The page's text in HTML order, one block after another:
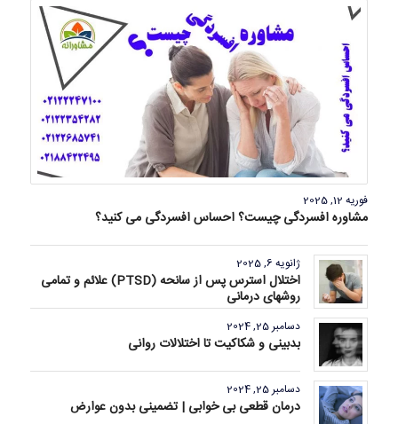
فوریه 12, 2025
مشاوره افسردگی چیست؟ احساس افسردگی می کنید؟
ژانویه 6, 2025
اختلال استرس پس از سانحه (PTSD) علائم و تمامی
روشهای درمانی
دسامبر 25, 2024
بدبینی و شکاکیت تا اختلالات روانی
دسامبر 25, 2024
درمان قطعی بی خوابی | تضمینی بدون عوارض